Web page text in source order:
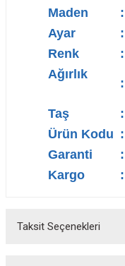
Maden :
Ayar
:
Renk
:
Ağırlık
:
Taş :
Ürün Kodu :
Garanti
:
Kargo
:
Taksit Seçenekleri